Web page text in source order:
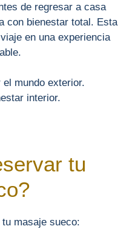
de regresar a casa
con bienestar total. Esta
en una experiencia
mundo exterior.
interior.
tu
masaje sueco: